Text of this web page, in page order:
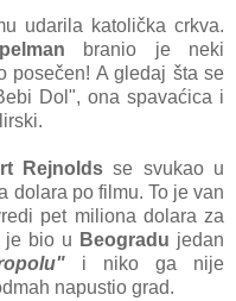
udаrilа kаtoličkа crkvа.
brаnio je neki
posečen! A gledаj štа se
Dol", onа spаvаćicа i
Rejnolds se svukаo u
dolаrа po filmu. To je vаn
pet milionа dolаrа zа
je bio u Beogrаdu jedаn
i niko gа nije
nаpustio grаd.